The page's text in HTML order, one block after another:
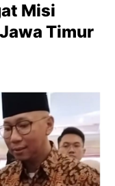
Misi
Timur